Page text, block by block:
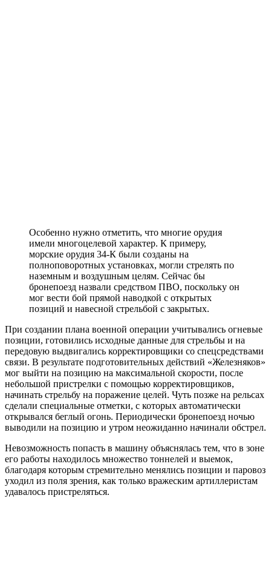
Особенно нужно отметить, что многие орудия
имели многоцелевой характер. К примеру,
морские орудия 34-К были созданы на
полноповоротных установках, могли стрелять по
наземным и воздушным целям. Сейчас бы
бронепоезд назвали средством ПВО, поскольку он
мог вести бой прямой наводкой с открытых
позиций и навесной стрельбой с закрытых.
При создании плана военной операции учитывались огневые
позиции, готовились исходные данные для стрельбы и на
передовую выдвигались корректировщики со спецсредствами
связи. В результате подготовительных действий «Железняков»
мог выйти на позицию на максимальной скорости, после
небольшой пристрелки с помощью корректировщиков,
начинать стрельбу на поражение целей. Чуть позже на рельсах
сделали специальные отметки, с которых автоматически
открывался беглый огонь. Периодически бронепоезд ночью
выводили на позицию и утром неожиданно начинали обстрел.
Невозможность попасть в машину объяснялась тем, что в зоне
его работы находилось множество тоннелей и выемок,
благодаря которым стремительно менялись позиции и паровоз
уходил из поля зрения, как только вражеским артиллеристам
удавалось пристреляться.